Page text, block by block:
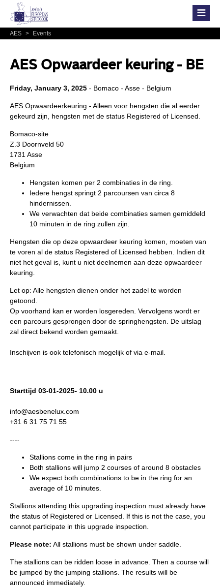
AES > Events
AES Opwaardeer keuring - BE
Friday, January 3, 2025- Bomaco - Asse - Belgium
AES Opwaardeerkeuring - Alleen voor hengsten die al eerder
gekeurd zijn, hengsten met de status Registered of Licensed.
Bomaco-site
Z.3 Doornveld 50
1731 Asse
Belgium
Hengsten komen per 2 combinaties in de ring.
Iedere hengst springt 2 parcoursen van circa 8
hindernissen.
We verwachten dat beide combinaties samen gemiddeld
10 minuten in de ring zullen zijn.
Hengsten die op deze opwaardeer keuring komen, moeten van
te voren al de status Registered of Licensed hebben. Indien dit
niet het geval is, kunt u niet deelnemen aan deze opwaardeer
keuring.
Let op: Alle hengsten dienen onder het zadel te worden
getoond.
Op voorhand kan er worden losgereden. Vervolgens wordt er
een parcours gesprongen door de springhengsten. De uitslag
zal direct bekend worden gemaakt.
Inschijven is ook telefonisch mogelijk of via e-mail.
Starttijd 03-01-2025- 10.00 u
info@aesbenelux.com
+31 6 31 75 71 55
----
Stallions come in the ring in pairs
Both stallions will jump 2 courses of around 8 obstacles
We expect both combinations to be in the ring for an
average of 10 minutes.
Stallions attending this upgrading inspection must already have
the status of Registered or Licensed. If this is not the case, you
cannot participate in this upgrade inspection.
Please note: All stallions must be shown under saddle.
The stallions can be ridden loose in advance. Then a course will
be jumped by the jumping stallions. The results will be
announced immediately.